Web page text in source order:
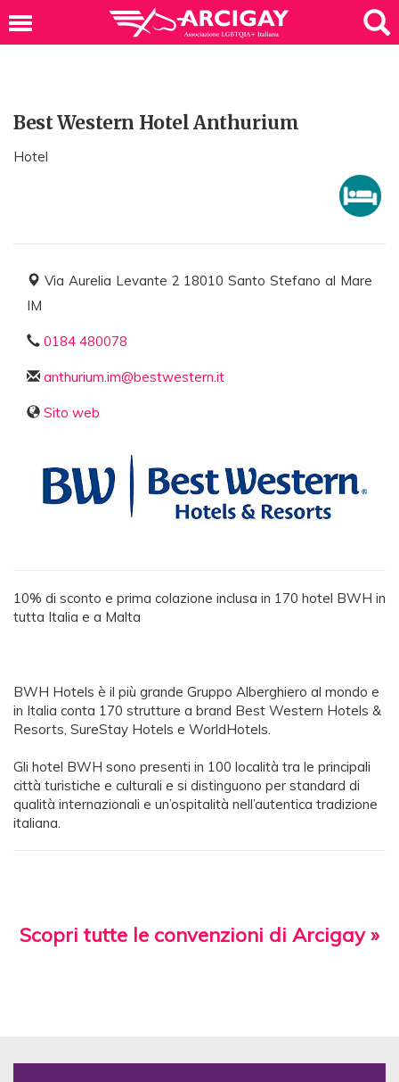
Best Western Hotel Anthurium
Hotel
Via Aurelia Levante 2 18010 Santo Stefano al Mare
IM
0184 480078
anthurium.im@bestwestern.it
Sito web
10% di sconto e prima colazione inclusa in 170 hotel BWH in
tutta Italia e a Malta
BWH Hotels è il più grande Gruppo Alberghiero al mondo e
in Italia conta 170 strutture a brand Best Western Hotels &
Resorts, SureStay Hotels e WorldHotels.
Gli hotel BWH sono presenti in 100 località tra le principali
città turistiche e culturali e si distinguono per standard di
qualità internazionali e un’ospitalità nell’autentica tradizione
italiana.
Scopri tutte le convenzioni di Arcigay »